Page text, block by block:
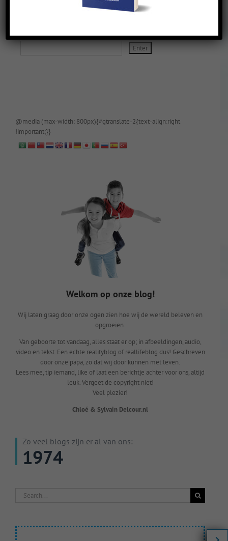
De blog is (tijdelijk) afgeschermd, als je toegang wilt, app of mail
@media (max-width: 800px){#gtranslate-2{text-align:right
!important;}}
Welkom op onze blog!
Wij laten graag door onze ogen zien hoe wij de wereld beleven en
opgroeien.
Van geboorte tot vandaag, alles staat er op; in afbeeldingen, audio,
video en tekst. Een echte realityblog of reallifeblog dus! Geschreven
door onze papa, zo dat wij door kunnen met leven.
Lees mee, tip iemand, like of laat een berichtje achter voor ons, altijd
leuk. Vergeet de copyright niet!
Veel plezier!
Chloé & Sylvain Delcour.nl
Zo veel blogs zijn er al van ons:
1974
Search